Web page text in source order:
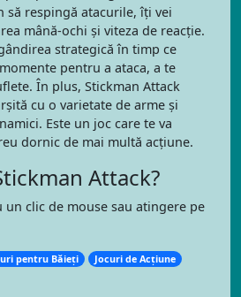
să respingă atacurile, îți vei
mână-ochi și viteza de reacție.
strategică în timp ce
pentru a ataca, a te
În plus, Stickman Attack
cu o varietate de arme și
Este un joc care te va
dornic de mai multă acțiune.
Attack?
un clic de mouse sau atingere pe
pentru Băieți
Jocuri de Acțiune